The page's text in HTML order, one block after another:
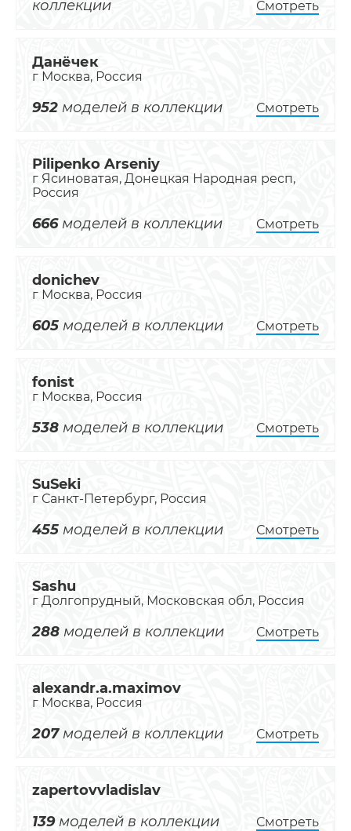
коллекции
Смотреть
Данёчек
г Москва, Россия
952 моделей в коллекции Смотреть
Pilipenko Arseniy
г Ясиноватая, Донецкая Народная респ,
Россия
666моделей в коллекции Смотреть
donichev
г Москва, Россия
605 моделей в коллекции Смотреть
fonist
г Москва, Россия
538 моделей в коллекции Смотреть
SuSeki
г Санкт-Петербург, Россия
455 моделей в коллекции Смотреть
Sashu
г Долгопрудный, Московская обл, Россия
288 моделей в коллекции Смотреть
alexandr.a.maximov
г Москва, Россия
207моделей в коллекции Смотреть
zapertovvladislav
139моделей в коллекции Смотреть